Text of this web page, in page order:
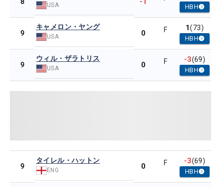
8 USA HBH
9
キャメロン・ヤング
USA 0 F 1(73)
HBH
9
ウィル・ザラトリス
USA 0 F -3(69)
HBH
9
タイレル・ハットン
ENG 0 F -3(69)
HBH